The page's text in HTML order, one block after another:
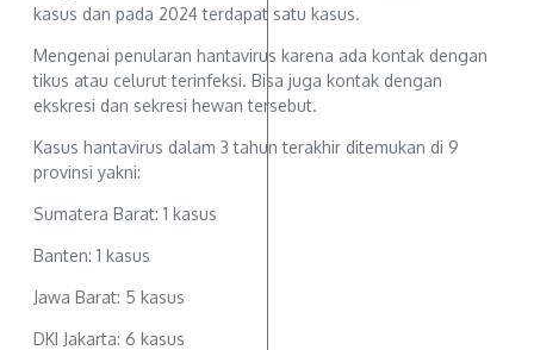
kasus dan pada 2024 terdapat satu kasus.
Mengenai penularan hantavirus karena ada kontak dengan
tikus atau celurut terinfeksi. Bisa juga kontak dengan
ekskresi dan sekresi hewan tersebut.
Kasus hantavirus dalam 3 tahun terakhir ditemukan di 9
provinsi yakni:
Sumatera Barat: 1 kasus
Banten: 1 kasus
Jawa Barat: 5 kasus
DKI Jakarta: 6 kasus